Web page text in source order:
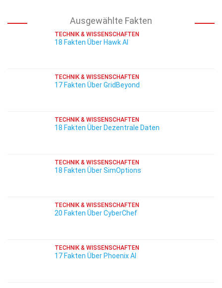
Ausgewählte Fakten
TECHNIK & WISSENSCHAFTEN
18 Fakten Über Hawk AI
TECHNIK & WISSENSCHAFTEN
17 Fakten Über GridBeyond
TECHNIK & WISSENSCHAFTEN
18 Fakten Über Dezentrale Daten
TECHNIK & WISSENSCHAFTEN
18 Fakten Über SimOptions
TECHNIK & WISSENSCHAFTEN
20 Fakten Über CyberChef
TECHNIK & WISSENSCHAFTEN
17 Fakten Über Phoenix AI